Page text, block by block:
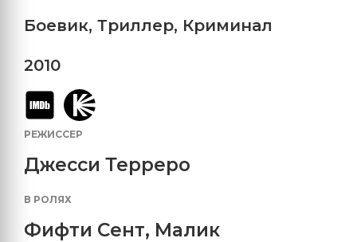
Боевик, Триллер, Криминал
2010
РЕЖИССЕР
Джесси Терреро
В РОЛЯХ
Фифти Сент, Малик